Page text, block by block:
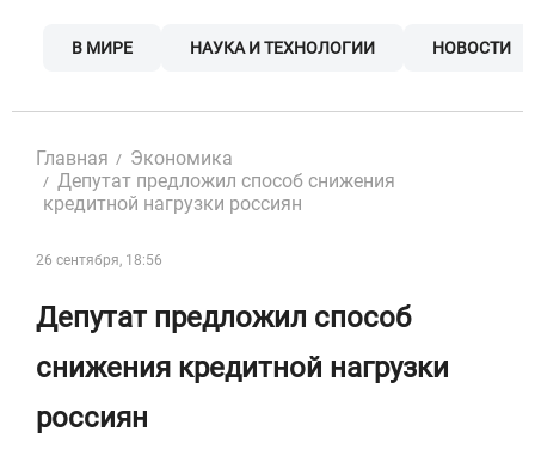
В МИРЕ НАУКА И ТЕХНОЛОГИИ НОВОСТИ
Главная
Экономика
Депутат предложил способ снижения
кредитной нагрузки россиян
26 сентября, 18:56
Депутат предложил способ
снижения кредитной нагрузки
россиян